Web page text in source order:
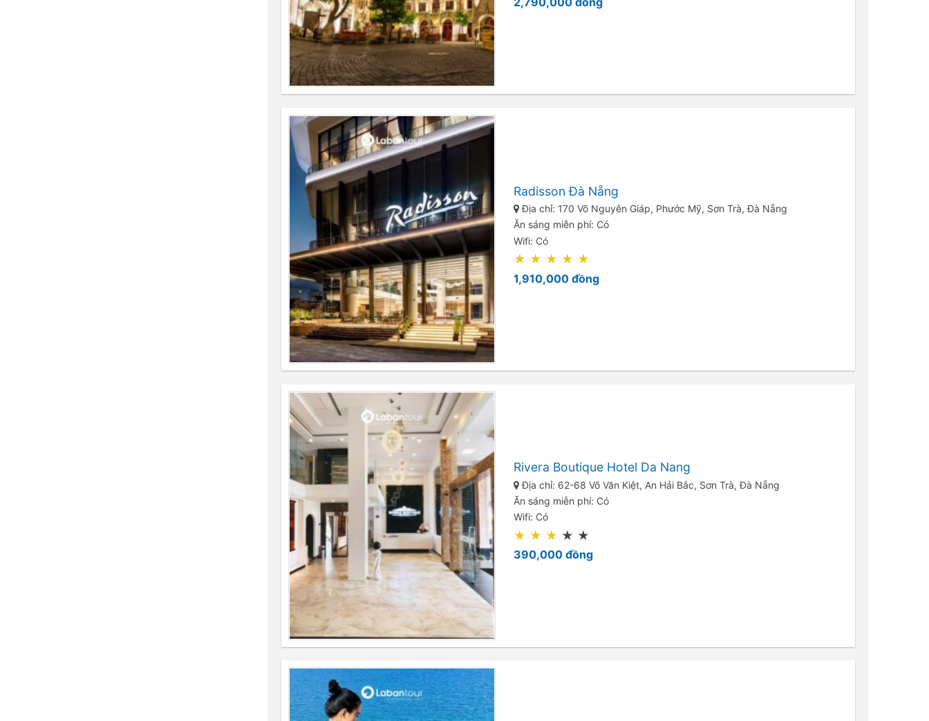
Radisson Đà Nẵng
Địa chỉ: 170 Võ Nguyên Giáp, Phước Mỹ, Sơn Trà, Đà Nẵng
Ăn sáng miễn phí: Có
Wifi: Có
★ ★ ★ ★ ★
1,910,000 đồng
Rivera Boutique Hotel Da Nang
Địa chỉ: 62-68 Võ Văn Kiệt, An Hải Bắc, Sơn Trà, Đà Nẵng
Ăn sáng miễn phí: Có
Wifi: Có
★ ★ ★ ★ ★
390,000 đồng